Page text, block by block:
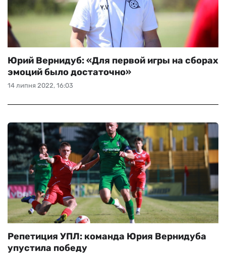
14 липня 2022, 16:03
Юрий Вернидуб: «Для первой игры на сборах
эмоций было достаточно»
Репетиция УПЛ: команда Юрия Вернидуба
упустила победу